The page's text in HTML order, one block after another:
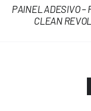
PAINEL ADESIVO –
CLEAN